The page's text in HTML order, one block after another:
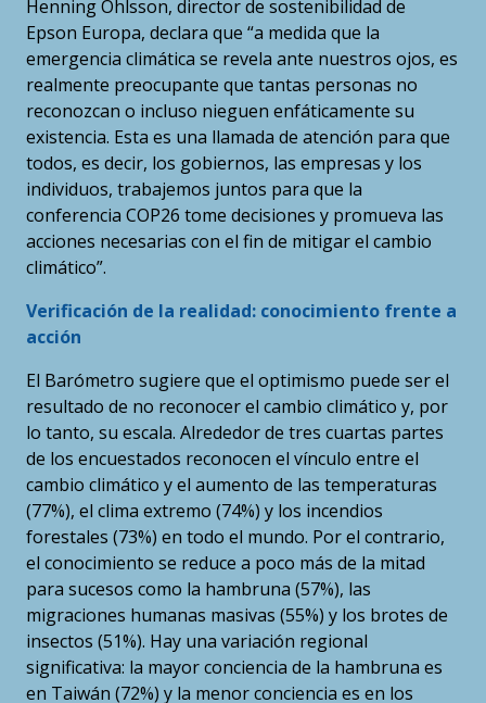
Henning Ohlsson, director de sostenibilidad de
Epson Europa, declara que “a medida que la
emergencia climática se revela ante nuestros ojos, es
realmente preocupante que tantas personas no
reconozcan o incluso nieguen enfáticamente su
existencia. Esta es una llamada de atención para que
todos, es decir, los gobiernos, las empresas y los
individuos, trabajemos juntos para que la
conferencia COP26 tome decisiones y promueva las
acciones necesarias con el fin de mitigar el cambio
climático”.
Verificación de la realidad: conocimiento frente a
acción
El Barómetro sugiere que el optimismo puede ser el
resultado de no reconocer el cambio climático y, por
lo tanto, su escala. Alrededor de tres cuartas partes
de los encuestados reconocen el vínculo entre el
cambio climático y el aumento de las temperaturas
(77%), el clima extremo (74%) y los incendios
forestales (73%) en todo el mundo. Por el contrario,
el conocimiento se reduce a poco más de la mitad
para sucesos como la hambruna (57%), las
migraciones humanas masivas (55%) y los brotes de
insectos (51%). Hay una variación regional
significativa: la mayor conciencia de la hambruna es
en Taiwán (72%) y la menor conciencia es en los